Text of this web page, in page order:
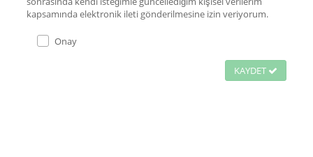
kapsamında elektronik ileti gönderilmesine izin veriyorum.
Onay
KAYDET